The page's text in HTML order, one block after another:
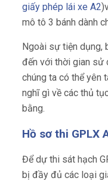
giấy phép lái xe A2
mô tô 3 bánh dành
Ngoài sự tiện dụng,
đến với thời gian sử
chúng ta có thể yên
nghĩ gì về các thủ
bằng.
Hồ sơ thi GPLX
Để dự thi sát hạch
bị đầy đủ các loại